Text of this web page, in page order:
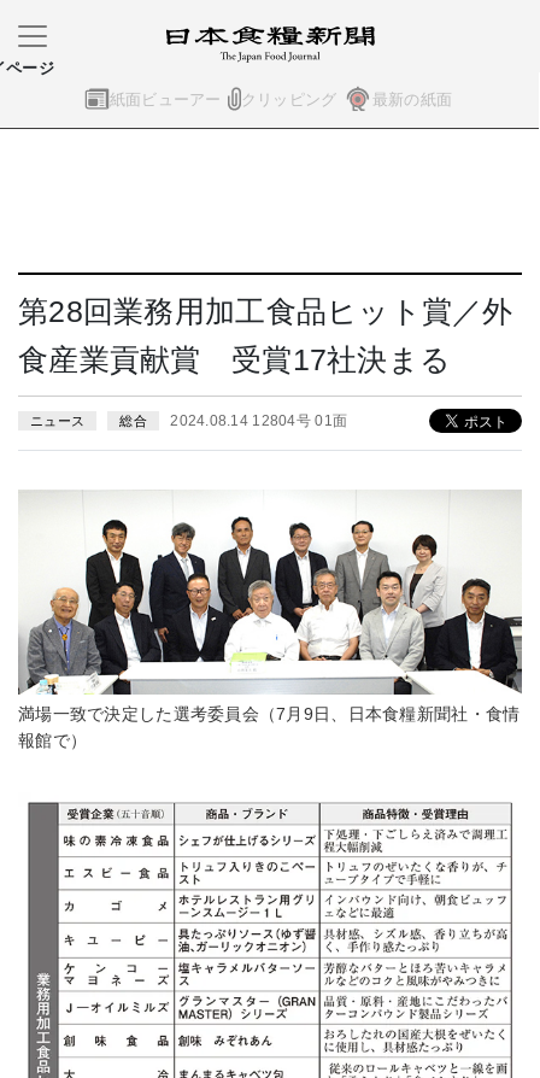
紙面ビューアー クリッピング 最新の紙面
ページ
第28回業務用加工食品ヒット賞／外
食産業貢献賞 受賞17社決まる
ニュース 総合 2024.08.14 12804号 01面
満場一致で決定した選考委員会（7月9日、日本食糧新聞社・食情
報館で）